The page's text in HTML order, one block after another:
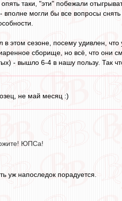
таки, "эти" побежали
вполне могли бы все вопросы
этом сезоне, посему удивлен,
сборище, но всё, что они
- вышло 6-4 в нашу пользу. Так
не май месяц :)
ЮПСа!
уж напоследок порадуется.